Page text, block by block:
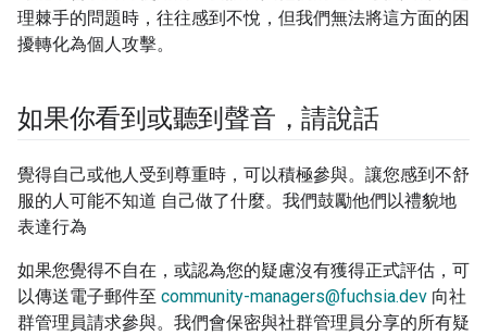
理棘手的問題時，往往感到不悅，但我們無法將這方面的困
擾轉化為個人攻擊。
如果你看到或聽到聲音，請說話
覺得自己或他人受到尊重時，可以積極參與。讓您感到不舒
服的人可能不知道 自己做了什麼。我們鼓勵他們以禮貌地
表達行為
如果您覺得不自在，或認為您的疑慮沒有獲得正式評估，可
以傳送電子郵件至 community-managers@fuchsia.dev 向社
群管理員請求參與。我們會保密與社群管理員分享的所有疑